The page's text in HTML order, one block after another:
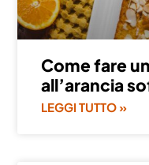
Come fare
all’arancia
LEGGI TUTTO »